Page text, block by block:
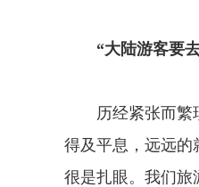
“大陆游客要去
历经紧张而繁琐
得及平息，远远的
很是扎眼。我们旅